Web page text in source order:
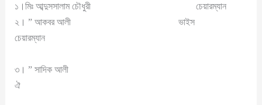
১।মিঃ আব্দুসসালাম চৌধুরী চেয়ারম্যান
২। ” আকবর আলী ভাইস
চেয়ারম্যান
৩। ” সাদিক আলী
ঐ